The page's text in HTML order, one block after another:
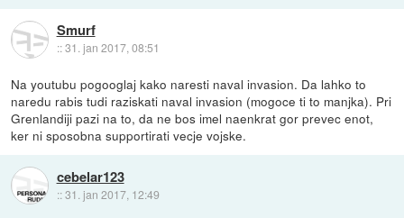
Smurf
::31. jan 2017, 08:51
Na youtubu pogooglaj kako naresti naval invasion. Da lahko to
naredu rabis tudi raziskati naval invasion (mogoce ti to manjka). Pri
Grenlandiji pazi na to, da ne bos imel naenkrat gor prevec enot,
ker ni sposobna supportirati vecje vojske.
cebelar123
::31. jan 2017, 12:49